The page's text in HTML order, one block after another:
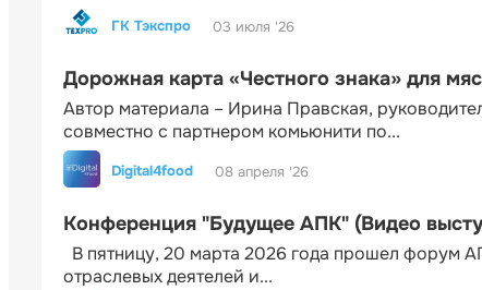
ГК Тэкспро 03 июля '26
Дорожная карта «Честного знака» для
Автор материала – Ирина Правская,
совместно с партнером комьюнити по...
Digital4food 08 апреля '26
Конференция "Будущее АПК" (Видео
В пятницу, 20 марта 2026 года прошел форум
отраслевых деятелей и...